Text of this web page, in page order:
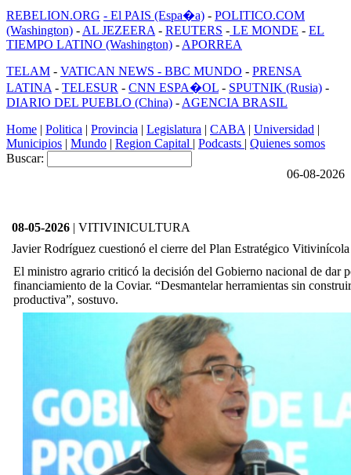
REBELION.ORG - El PAIS (Espa�a) - POLITICO.COM
(Washington) - AL JEZEERA - REUTERS - LE MONDE - EL
TIEMPO LATINO (Washington) - APORREA
TELAM - VATICAN NEWS - BBC MUNDO - PRENSA
LATINA - TELESUR - CNN ESPA�OL - SPUTNIK (Rusia) -
DIARIO DEL PUEBLO (China) - AGENCIA BRASIL
Home | Politica | Provincia | Legislatura | CABA | Universidad |
Municipios | Mundo | Region Capital | Podcasts | Quienes somos
Buscar:
06-08-2026
08-05-2026 | VITIVINICULTURA
Javier Rodríguez cuestionó el cierre del Plan Estratégico Vitivinícola
El ministro agrario criticó la decisión del Gobierno nacional de dar
financiamiento de la Coviar. “Desmantelar herramientas sin
productiva”, sostuvo.